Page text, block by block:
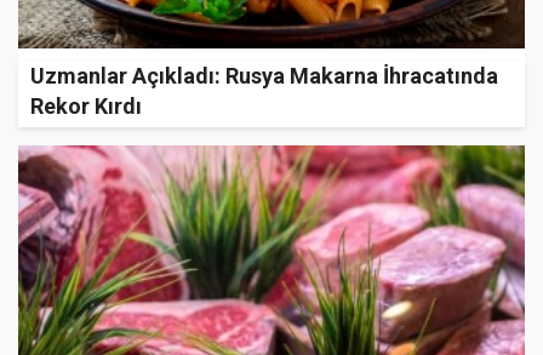
Uzmanlar Açıkladı: Rusya Makarna İhracatında
Rekor Kırdı